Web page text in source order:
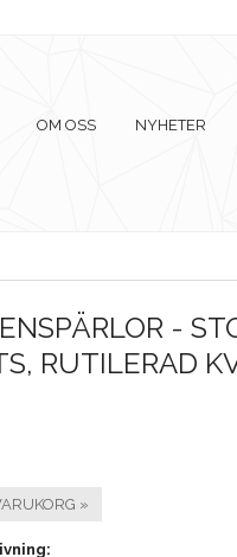
OM OSS NYHETER
-
RUTILERAD
»